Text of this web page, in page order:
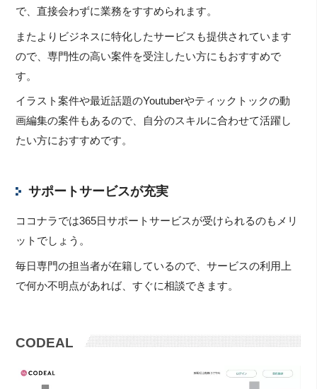
で、直接会わずに業務をすすめられます。
またよりビジネスに特化したサービスも提供されています
ので、専門性の高い案件を受注したい方にもおすすめで
す。
イラスト案件や最近話題のYoutuberやティックトックの動
画編集の案件もあるので、自分のスキルに合わせて活躍し
たい方におすすめです。
サポートサービスが充実
ココナラでは365日サポートサービスが受けられるのもメリ
ットでしょう。
毎日専門の担当者が在籍しているので、サービスの利用上
で何か不明点があれば、すぐに相談できます。
CODEAL